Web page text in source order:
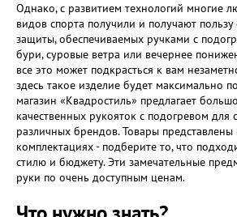
Однако, с развитием технологий многие
видов спорта получили и получают
защиты, обеспечиваемых ручками с
бури, суровые ветра или вечернее
все это может подкрасться к вам
здесь такое изделие будет максимально
магазин «Квадростиль» предлагает
качественных рукояток с подогревом для
различных брендов. Товары
комплектациях - подберите то, что
стилю и бюджету. Эти замечательные
руки по очень доступным ценам.